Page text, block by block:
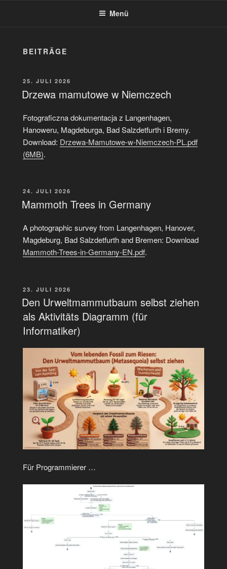
Menü
BEITRÄGE
VERÖFFENTLICHT
AM
25. JULI 2026
Drzewa mamutowe w Niemczech
Fotograficzna dokumentacja z Langenhagen,
Hanoweru, Magdeburga, Bad Salzdetfurth i Bremy.
Download: Drzewa-Mamutowe-w-Niemczech-PL.pdf
(6MB).
VERÖFFENTLICHT
AM
24. JULI 2026
Mammoth Trees in Germany
A photographic survey from Langenhagen, Hanover,
Magdeburg, Bad Salzdetfurth and Bremen: Download
Mammoth-Trees-in-Germany-EN.pdf.
VERÖFFENTLICHT
AM
23. JULI 2026
Den Urweltmammutbaum selbst ziehen
als Aktivitäts Diagramm (für
Informatiker)
Für Programmierer …